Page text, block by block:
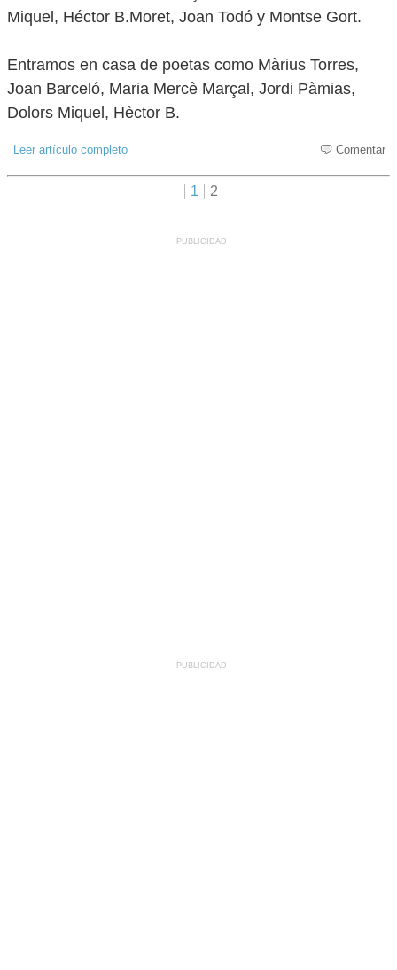
Miquel, Héctor B.Moret, Joan Todó y Montse Gort.
Entramos en casa de poetas como Màrius Torres,
Joan Barceló, Maria Mercè Marçal, Jordi Pàmias,
Dolors Miquel, Hèctor B.
Leer artículo completo Comentar
1 2
PUBLICIDAD
PUBLICIDAD